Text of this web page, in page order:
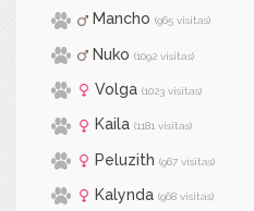
Mancho (965 visitas)
Nuko (1092 visitas)
Volga (1023 visitas)
Kaila (1181 visitas)
Peluzith (967 visitas)
Kalynda (968 visitas)